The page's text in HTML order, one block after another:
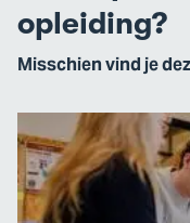
opleiding?
Misschien vind je
Ga
naar
Bouwkunde